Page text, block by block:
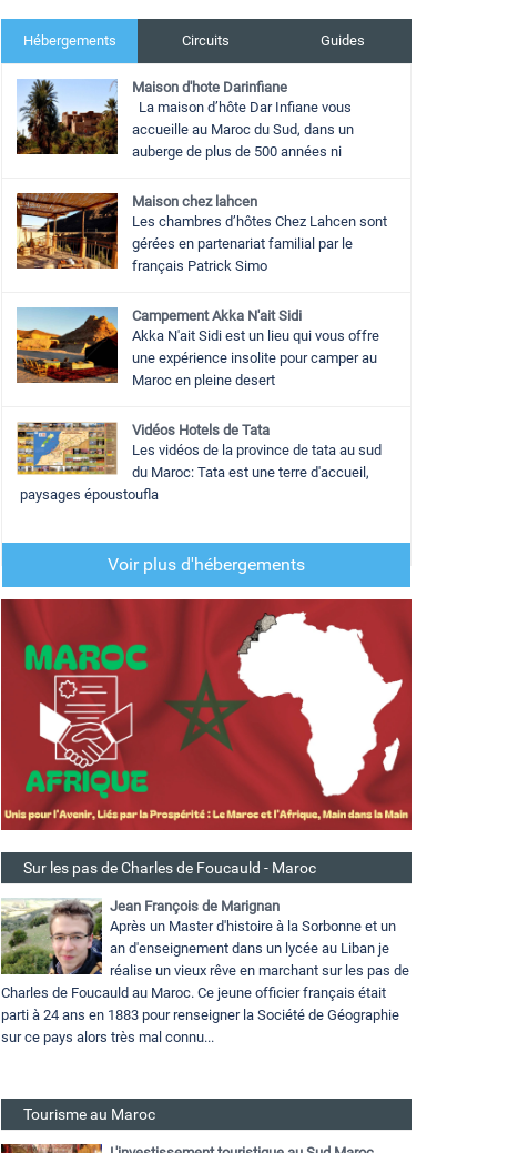
Hébergements Circuits Guides
Maison d'hote Darinfiane
La maison d’hôte Dar Infiane vous
accueille au Maroc du Sud, dans un
auberge de plus de 500 années ni
Maison chez lahcen
Les chambres d’hôtes Chez Lahcen sont
gérées en partenariat familial par le
français Patrick Simo
Campement Akka N'ait Sidi
Akka N'ait Sidi est un lieu qui vous offre
une expérience insolite pour camper au
Maroc en pleine desert
Vidéos Hotels de Tata
Les vidéos de la province de tata au sud
du Maroc: Tata est une terre d'accueil,
paysages époustoufla
Voir plus d'hébergements
Sur les pas de Charles de Foucauld - Maroc
Jean François de Marignan
Après un Master d'histoire à la Sorbonne et un
an d'enseignement dans un lycée au Liban je
réalise un vieux rêve en marchant sur les pas de
Charles de Foucauld au Maroc. Ce jeune officier français était
parti à 24 ans en 1883 pour renseigner la Société de Géographie
sur ce pays alors très mal connu...
Tourisme au Maroc